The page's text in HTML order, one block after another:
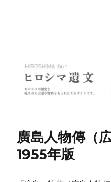
廣島人物傳（
1955年版